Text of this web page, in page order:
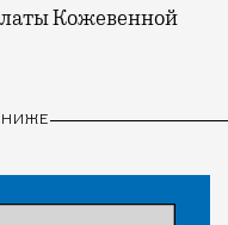
Кожевенной
НИЖЕ